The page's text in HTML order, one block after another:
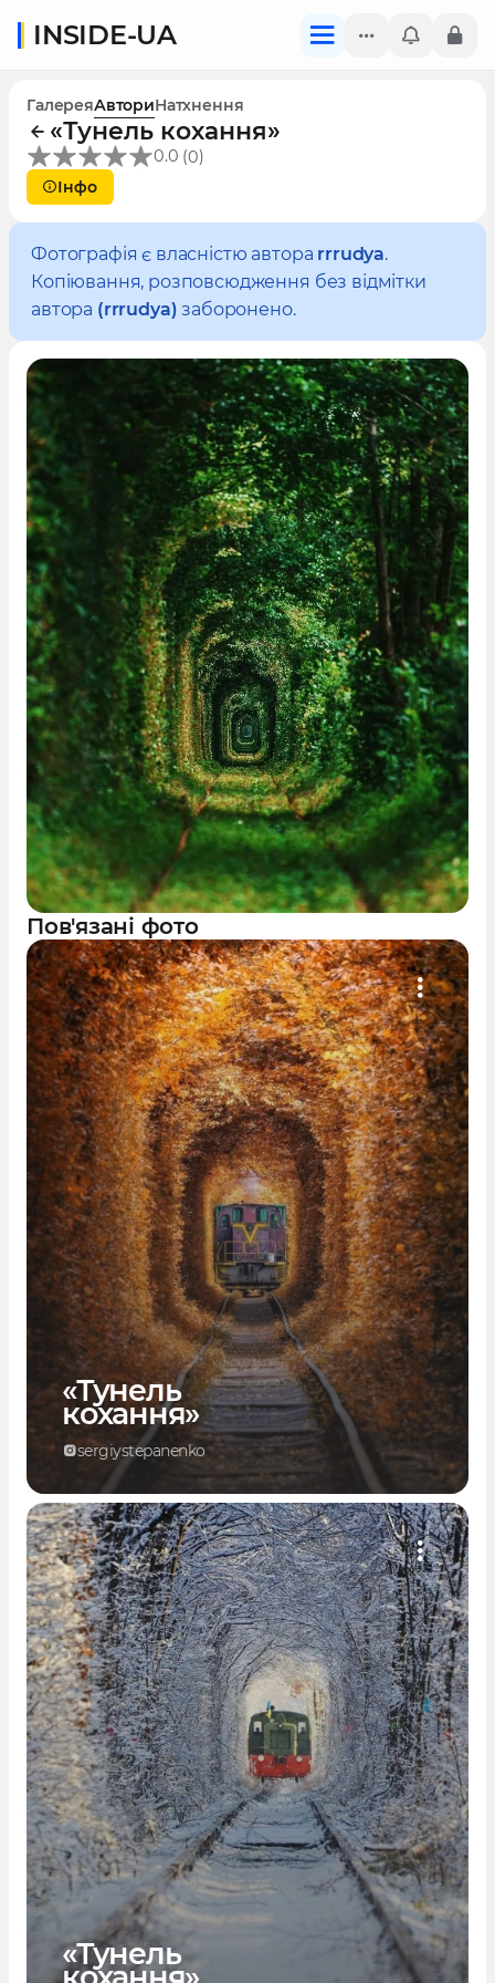
INSIDE-UA
ГалереяАвториНатхнення
«Тунель кохання»
0.0 (0)
Інфо
Фотографія є власністю автора rrrudya.
Копіювання, розповсюдження без відмітки
автора (rrrudya) заборонено.
Пов'язані фото
«Тунель
кохання»
sergiystepanenko
«Тунель